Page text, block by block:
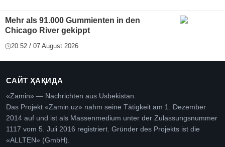
Mehr als 91.000 Gummienten in den
Chicago River gekippt
20:52 / 07 August 2026
САЙТ ҲАҚИДА
«Zamin» — Nachrichten aus Usbekistan.
Das Projekt «Zamin.uz» nahm seine Tätigkeit am 1. Dezember
2014 auf und ist als Massenmedium unter der Zulassungsnummer
1117 vom 5. Juli 2016 registriert. Gründer des Projekts ist die
«ALLTEN» (GmbH).